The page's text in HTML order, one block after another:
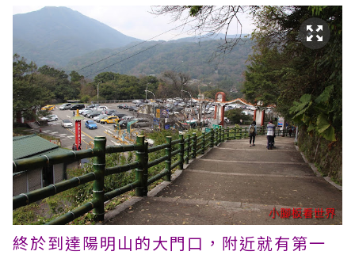
終於到達陽明山的大門口，附近就有第一